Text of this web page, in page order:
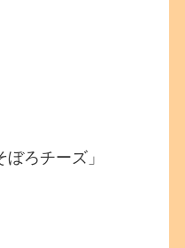
ぼろチーズ」